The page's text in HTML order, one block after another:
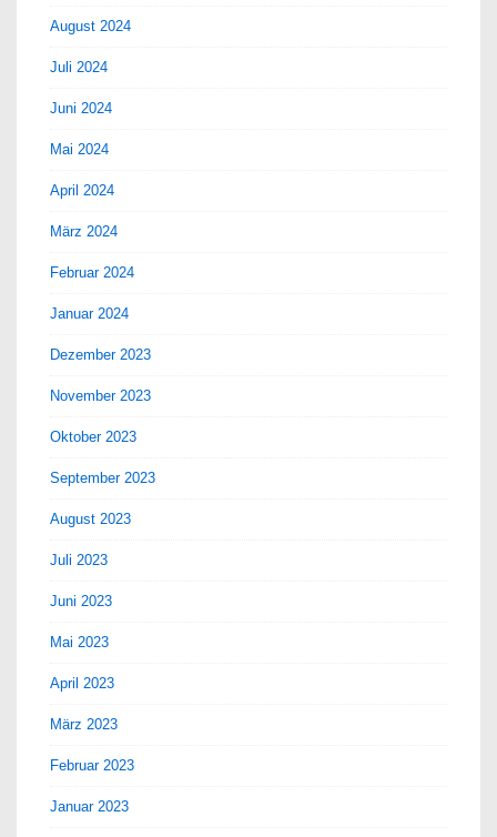
August 2024
Juli 2024
Juni 2024
Mai 2024
April 2024
März 2024
Februar 2024
Januar 2024
Dezember 2023
November 2023
Oktober 2023
September 2023
August 2023
Juli 2023
Juni 2023
Mai 2023
April 2023
März 2023
Februar 2023
Januar 2023